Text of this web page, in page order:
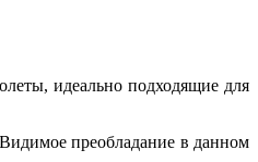
идеально подходящие для
преобладание в данном